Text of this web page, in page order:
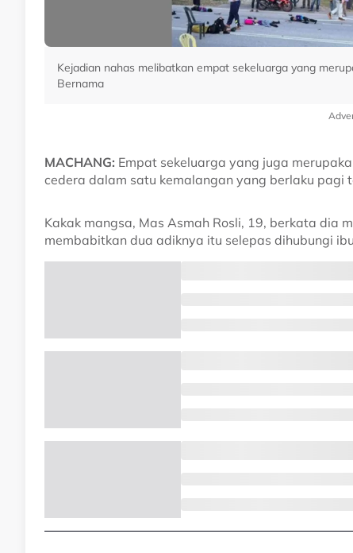
Kejadian nahas melibatkan empat sekeluarga yang
Bernama
MACHANG: Empat sekeluarga yang juga
cedera dalam satu kemalangan yang berlaku pagi
Kakak mangsa, Mas Asmah Rosli, 19, berkata dia
membabitkan dua adiknya itu selepas dihubungi